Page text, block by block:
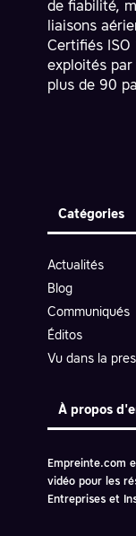
de fiabilité,
liaisons
Certifiés
exploités
plus de 90
Catégories
Actualités
Blog
Communiqués
Éditos
Vu dans la
À propos
Empreinte.com
vidéo pour les
Entreprises et